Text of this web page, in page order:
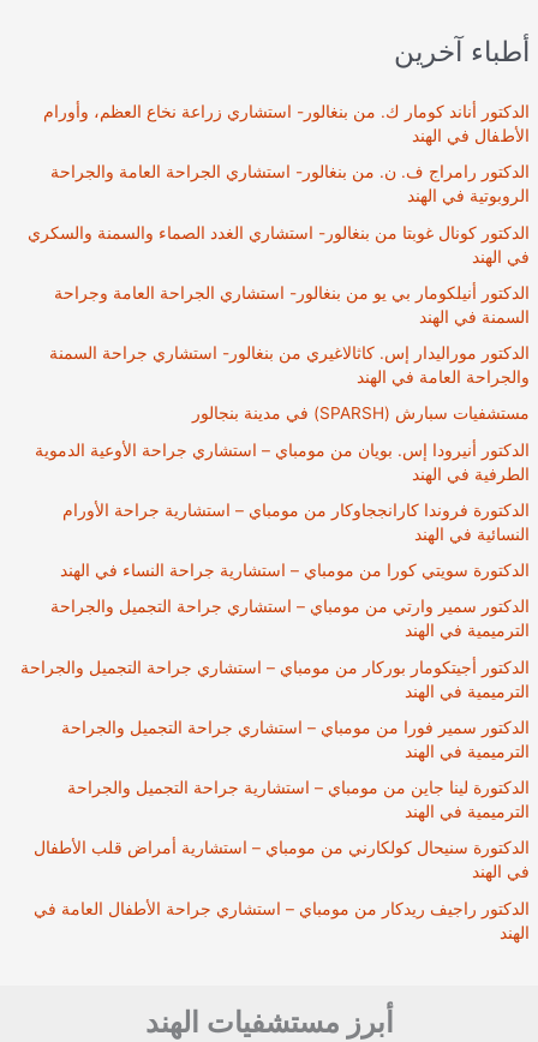
أطباء آخرين
الدكتور أناند كومار ك. من بنغالور- استشاري زراعة نخاع العظم، وأورام
الأطفال في الهند
الدكتور رامراج ف. ن. من بنغالور- استشاري الجراحة العامة والجراحة
الروبوتية في الهند
الدكتور كونال غوبتا من بنغالور- استشاري الغدد الصماء والسمنة والسكري
في الهند
الدكتور أنيلكومار بي يو من بنغالور- استشاري الجراحة العامة وجراحة
السمنة في الهند
الدكتور موراليدار إس. كاثالاغيري من بنغالور- استشاري جراحة السمنة
والجراحة العامة في الهند
مستشفيات سبارش (SPARSH) في مدينة بنجالور
الدكتور أنيرودا إس. بويان من مومباي – استشاري جراحة الأوعية الدموية
الطرفية في الهند
الدكتورة فروندا كارانججاوكار من مومباي – استشارية جراحة الأورام
النسائية في الهند
الدكتورة سويتي كورا من مومباي – استشارية جراحة النساء في الهند
الدكتور سمير وارتي من مومباي – استشاري جراحة التجميل والجراحة
الترميمية في الهند
الدكتور أجيتكومار بوركار من مومباي – استشاري جراحة التجميل والجراحة
الترميمية في الهند
الدكتور سمير فورا من مومباي – استشاري جراحة التجميل والجراحة
الترميمية في الهند
الدكتورة لينا جاين من مومباي – استشارية جراحة التجميل والجراحة
الترميمية في الهند
الدكتورة سنيحال كولكارني من مومباي – استشارية أمراض قلب الأطفال
في الهند
الدكتور راجيف ريدكار من مومباي – استشاري جراحة الأطفال العامة في
الهند
والأنف
وزراعة
القوقعة
حيدر
أباد،
الهند
أبرز مستشفيات الهند